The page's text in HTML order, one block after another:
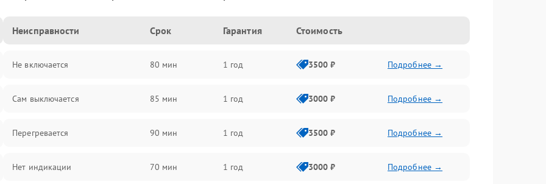
Неисправности Срок Гарантия Стоимость
Не включается 80 мин 1 год 3500 ₽ Подробнее →
Сам выключается 85 мин 1 год 3000 ₽ Подробнее →
Перегревается 90 мин 1 год 3500 ₽ Подробнее →
Нет индикации 70 мин 1 год 3000 ₽ Подробнее →